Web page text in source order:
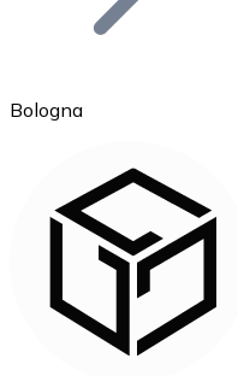
Ethereum
Bologna